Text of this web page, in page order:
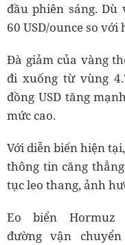
đầu phiên sáng. Dù
60 USD/ounce so với
Đà giảm của vàng
đi xuống từ vùng
đồng USD tăng
mức cao.
Với diễn biến hiện
thông tin căng
tục leo thang, ảnh
Eo biển Hormuz
đường vận